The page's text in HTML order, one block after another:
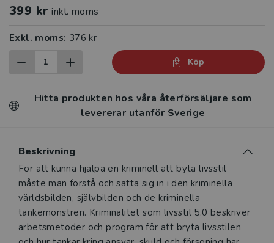
399 kr inkl. moms
Exkl. moms: 376 kr
Köp
Hitta produkten hos våra återförsäljare som
levererar utanför Sverige
Beskrivning
Beskrivning
För att kunna hjälpa en kriminell att byta livsstil
måste man förstå och sätta sig in i den kriminella
världsbilden, självbilden och de kriminella
tankemönstren. Kriminalitet som livsstil 5.0 beskriver
arbetsmetoder och program för att bryta livsstilen